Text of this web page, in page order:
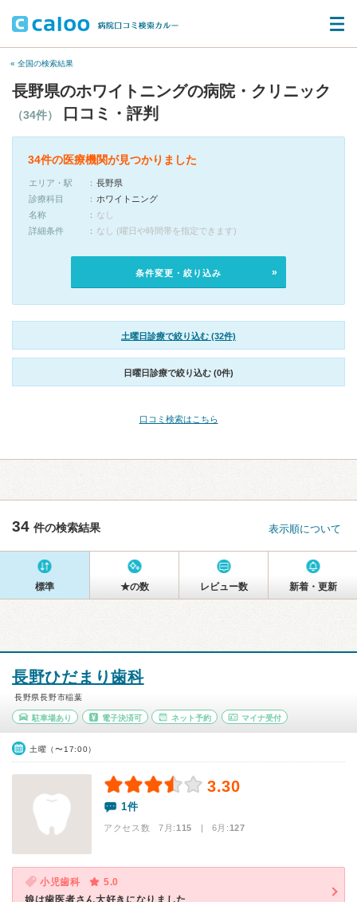
« 全国の検索結果
長野県のホワイトニングの病院・クリニック
（34件） 口コミ・評判
34件の医療機関が見つかりました
エリア・駅
長野県
診療科目
ホワイトニング
名称
なし
詳細条件
なし (曜日や時間帯を指定できます)
条件変更・絞り込み
土曜日診療で絞り込む (32件)
日曜日診療で絞り込む (0件)
口コミ検索はこちら
34 件の検索結果 表示順について
標準 ★の数 レビュー数 新着・更新
長野ひだまり歯科
長野県長野市稲葉
駐車場あり 電子決済可 ネット予約 マイナ受付
土曜（〜17:00）
3.30
1件
アクセス数 7月:115 | 6月:127
小児歯科
5.0
娘は歯医者さん大好きになりました